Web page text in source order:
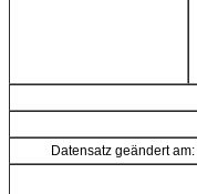
Datensatz geändert am: